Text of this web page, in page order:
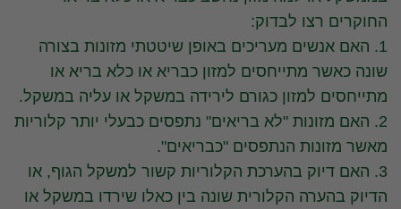
החוקרים רצו לבדוק:
1. האם אנשים מעריכים באופן שיטטתי מזונות בצורה
שונה כאשר מתייחסים למזון כבריא או כלא בריא או
מתייחסים למזון כגורם לירידה במשקל או עליה במשקל.
2. האם מזונות "לא בריאים" נתפסים כבעלי יותר קלוריות
מאשר מזונות הנתפסים "כבריאים".
3. האם דיוק בהערכת הקלוריות קשור למשקל הגוף, או
הדיוק בהערה הקלורית שונה בין כאלו שירדו במשקל או